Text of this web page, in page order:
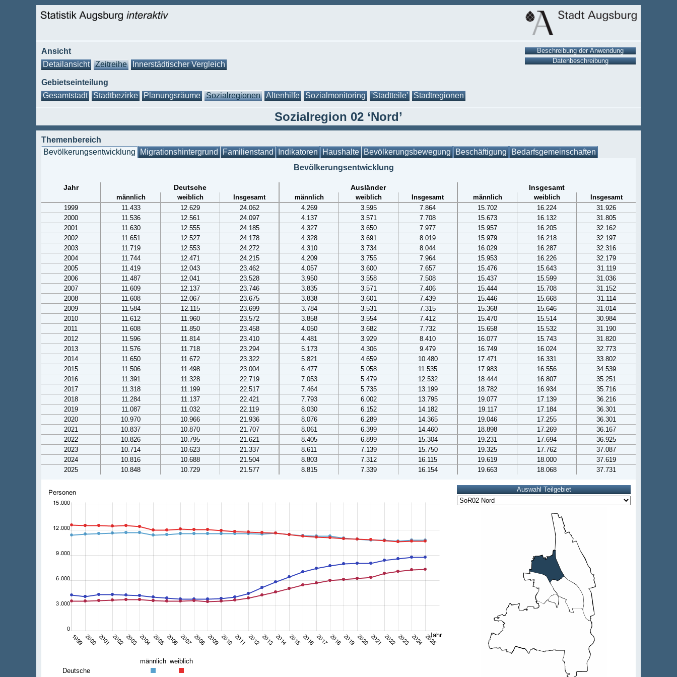
Ansicht
Detailansicht
Zeitreihe Innerstädtischer Vergleich
Gebietseinteilung
Gesamtstadt
Stadtbezirke Planungsräume Sozialregionen Altenhilfe Sozialmonitoring 'Stadtteile' Stadtregionen
Sozialregion 02 ‘Nord’
Themenbereich
Bevölkerungsentwicklung Migrationshintergrund Familienstand Indikatoren Haushalte Bevölkerungsbewegung Beschäftigung Bedarfsgemeinschaften
Bevölkerungsentwicklung
Jahr Deutsche Ausländer Insgesamt
männlich weiblich Insgesamt männlich weiblich Insgesamt männlich weiblich
Insgesamt
1999
11.433 12.629 24.062 4.269 3.595 7.864 15.702 16.224
31.926
2000
11.536 12.561 24.097 4.137 3.571 7.708 15.673 16.132
31.805
2001
11.630 12.555 24.185 4.327 3.650 7.977 15.957 16.205
32.162
2002
11.651 12.527 24.178 4.328 3.691 8.019 15.979 16.218
32.197
2003
11.719 12.553 24.272 4.310 3.734 8.044 16.029 16.287
32.316
2004
11.744 12.471 24.215 4.209 3.755 7.964 15.953 16.226
32.179
2005
11.419 12.043 23.462 4.057 3.600 7.657 15.476 15.643
31.119
2006
11.487 12.041 23.528 3.950 3.558 7.508 15.437 15.599
31.036
2007
11.609 12.137 23.746 3.835 3.571 7.406 15.444 15.708
31.152
2008
11.608 12.067 23.675 3.838 3.601 7.439 15.446 15.668
31.114
2009
11.584 12.115 23.699 3.784 3.531 7.315 15.368 15.646
31.014
2010
11.612 11.960 23.572 3.858 3.554 7.412 15.470 15.514
30.984
2011
11.608 11.850 23.458 4.050 3.682 7.732 15.658 15.532
31.190
2012
11.596 11.814 23.410 4.481 3.929 8.410 16.077 15.743
31.820
2013
11.576 11.718 23.294 5.173 4.306 9.479 16.749 16.024
32.773
2014
11.650 11.672 23.322 5.821 4.659 10.480 17.471 16.331
33.802
2015
11.506 11.498 23.004 6.477 5.058 11.535 17.983 16.556
34.539
2016
11.391 11.328 22.719 7.053 5.479 12.532 18.444 16.807
35.251
2017
11.318 11.199 22.517 7.464 5.735 13.199 18.782 16.934
35.716
2018
11.284 11.137 22.421 7.793 6.002 13.795 19.077 17.139
36.216
2019
11.087 11.032 22.119 8.030 6.152 14.182 19.117 17.184
36.301
2020
10.970 10.966 21.936 8.076 6.289 14.365 19.046 17.255
36.301
2021
10.837 10.870 21.707 8.061 6.399 14.460 18.898 17.269
36.167
2022
10.826 10.795 21.621 8.405 6.899 15.304 19.231 17.694
36.925
2023
10.714 10.623 21.337 8.611 7.139 15.750 19.325 17.762
37.087
2024
10.816 10.688 21.504 8.803 7.312 16.115 19.619 18.000
37.619
2025
10.848 10.729 21.577 8.815 7.339 16.154 19.663 18.068 37.731
männlich weiblich
Deutsche